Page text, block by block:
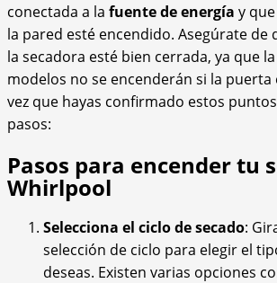
conectada a la fuente de energía y
la pared esté encendido. Asegúrate de
la secadora esté bien cerrada, ya que
modelos no se encenderán si la puerta
vez que hayas confirmado estos
pasos:
Pasos para encender tu
Whirlpool
Selecciona el ciclo de secado:
selección de ciclo para elegir el
deseas. Existen varias opciones